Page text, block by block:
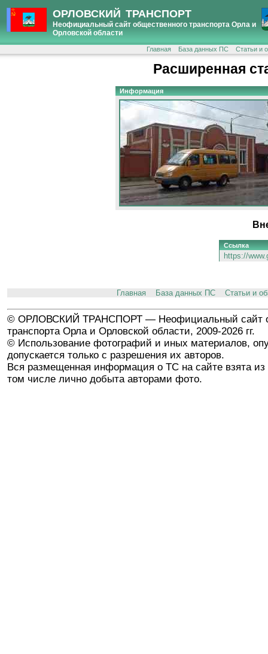
ОРЛОВСКИЙ ТРАНСПОРТ
Неофициальный сайт общественного транспорта Орла и
Орловской области
Главная База данных ПС Статьи и
Расширенная
Информация
Ссылка
https://
Главная База данных ПС Статьи и
© ОРЛОВСКИЙ ТРАНСПОРТ — Неофициальный сайт
транспорта Орла и Орловской области, 2009-2026 гг.
© Использование фотографий и иных материалов,
допускается только с разрешения их авторов.
Вся размещенная информация о ТС на сайте взята из
том числе лично добыта авторами фото.